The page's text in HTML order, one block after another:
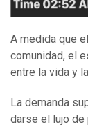
A medida que
comunidad, el
entre la vida y
La demanda
darse el lujo de